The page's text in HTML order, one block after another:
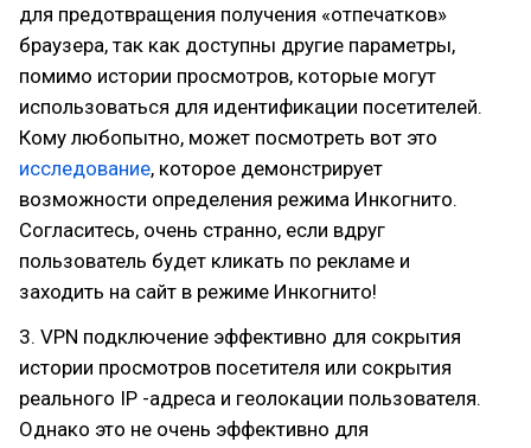
для предотвращения получения «отпечатков»
браузера, так как доступны другие параметры,
помимо истории просмотров, которые могут
использоваться для идентификации посетителей.
Кому любопытно, может посмотреть вот это
исследование, которое демонстрирует
возможности определения режима Инкогнито.
Согласитесь, очень странно, если вдруг
пользователь будет кликать по рекламе и
заходить на сайт в режиме Инкогнито!
3. VPN подключение эффективно для сокрытия
истории просмотров посетителя или сокрытия
реального IP -адреса и геолокации пользователя.
Однако это не очень эффективно для